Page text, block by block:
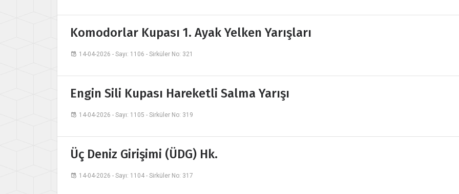
Komodorlar Kupası 1. Ayak Yelken Yarışları
14-04-2026 - Sayı: 1106 - Sirküler No: 321
Engin Sili Kupası Hareketli Salma Yarışı
14-04-2026 - Sayı: 1105 - Sirküler No: 319
Üç Deniz Girişimi (ÜDG) Hk.
14-04-2026 - Sayı: 1104 - Sirküler No: 317